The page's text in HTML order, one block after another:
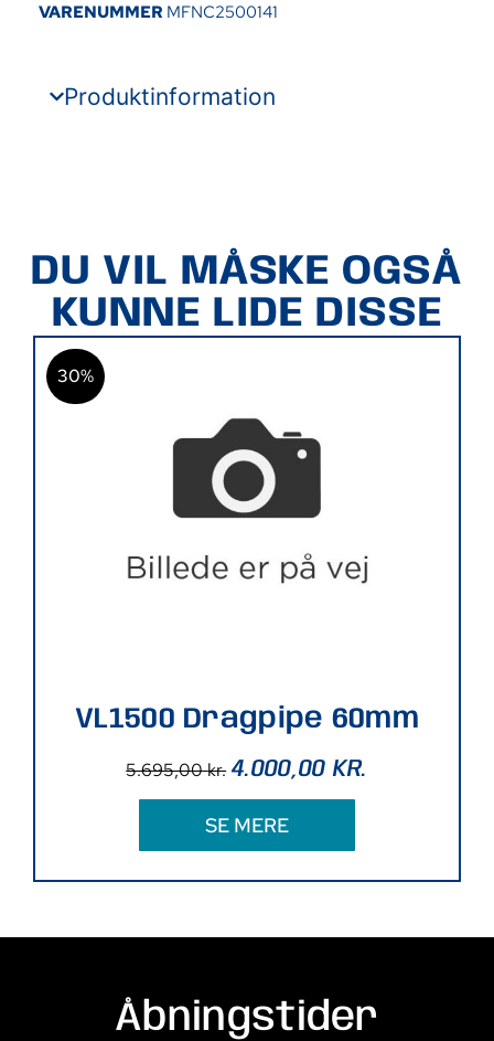
VARENUMMER MFNC2500141
Produktinformation
DU VIL MÅSKE OGSÅ
KUNNE LIDE DISSE
30%
VL1500 Dragpipe 60mm
5.695,00kr. 4.000,00KR.
SE MERE
Åbningstider